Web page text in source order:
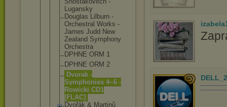
Lugansky
Douglas Lilburn -
Orchestral Works -
James Judd New
Zealand Symphony
Orchestra
DPHNE ORM 1
DPHNE ORM 2
Dvorak -
Symphonies 4~6 -
Rowicki CD1
[FLAC]
Dvořák & Martinů _